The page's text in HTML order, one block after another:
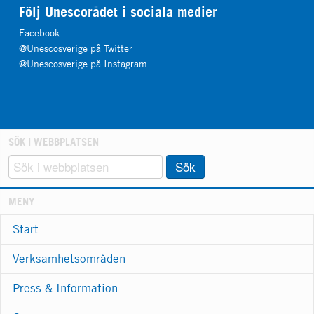
Följ Unescorådet i sociala medier
Facebook
@Unescosverige på Twitter
@Unescosverige på Instagram
SÖK I WEBBPLATSEN
Sök
MENY
Start
Verksamhetsområden
Press & Information